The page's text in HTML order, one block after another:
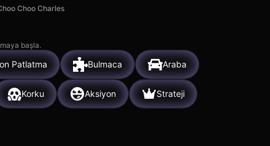
Choo Charles
başla.
Patlatma Bulmaca Araba
Korku Aksiyon Strateji